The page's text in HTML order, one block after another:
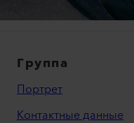
Группа
Портрет
Контактные данные